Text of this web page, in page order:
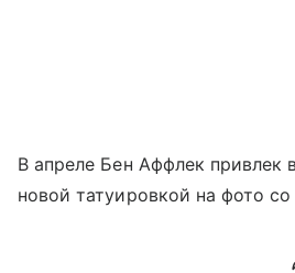
В апреле Бен Аффлек
новой татуировкой на фото